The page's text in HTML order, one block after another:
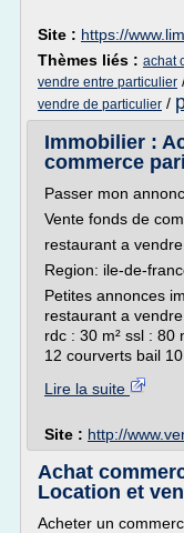
Site : https://
Thèmes liés : achat
vendre entre particulier
vendre de particulier /
Immobilier :
commerce
Passer mon
Vente fonds de
restaurant a
Region: ile-de-
Petites annonces
restaurant a
rdc : 30 m² ssl : 80
12 courverts bail
Lire la suite
Site : http://
Achat
Location et
Acheter un